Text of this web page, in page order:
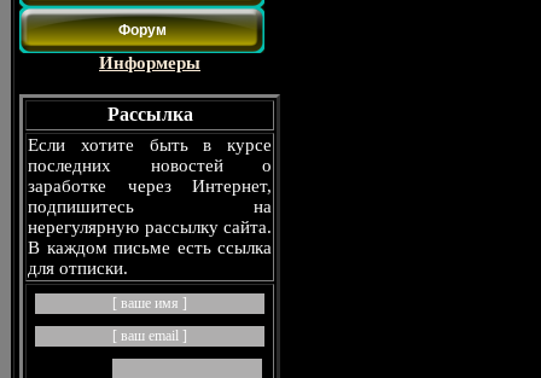
Форум
Информеры
Рассылка
Если хотите быть в курсе
последних новостей о
заработке через Интернет,
подпишитесь на
нерегулярную рассылку сайта.
В каждом письме есть ссылка
для отписки.